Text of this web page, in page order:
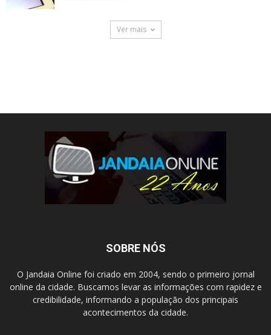
Ver mais
SOBRE NÓS
O Jandaia Online foi criado em 2004, sendo o primeiro jornal
online da cidade. Buscamos levar as informações com rapidez e
credibilidade, informando a população dos principais
acontecimentos da cidade.